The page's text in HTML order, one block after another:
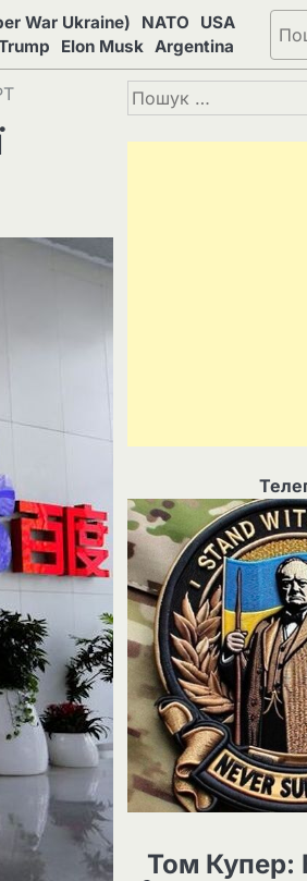
War Ukraine) NATO
USA
Elon Musk Argentina
Пошук:
Том Купер: